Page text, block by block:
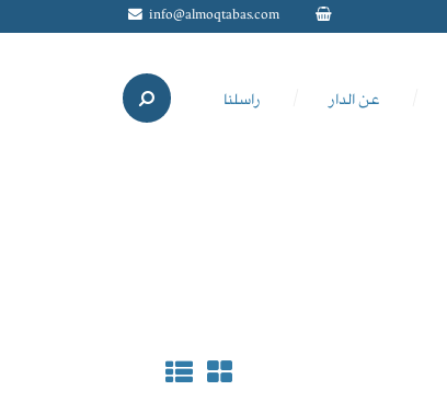
info@almoqtabas.com
عن الدار راسلنا